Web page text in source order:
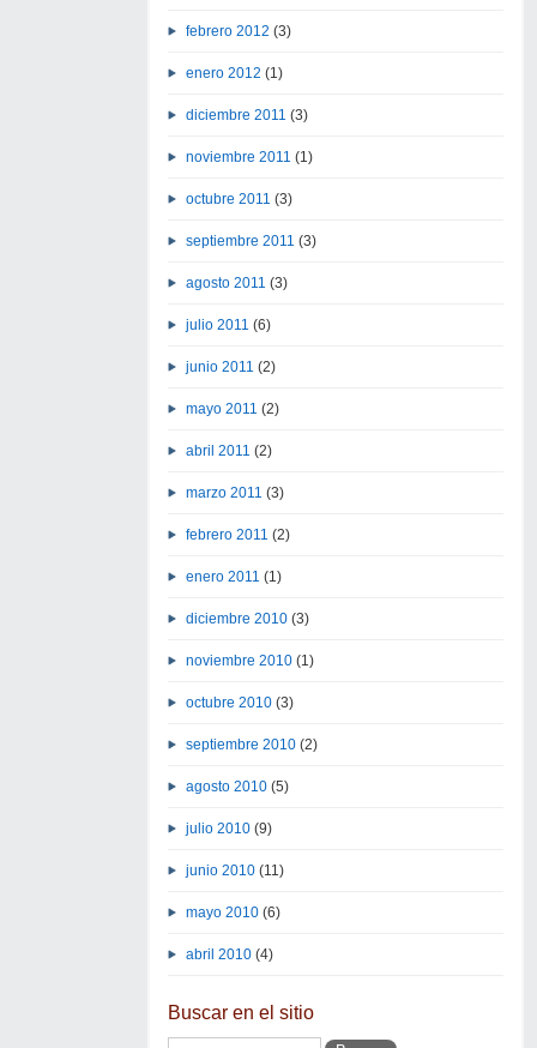
febrero 2012 (3)
enero 2012 (1)
diciembre 2011 (3)
noviembre 2011 (1)
octubre 2011 (3)
septiembre 2011 (3)
agosto 2011 (3)
julio 2011 (6)
junio 2011 (2)
mayo 2011 (2)
abril 2011 (2)
marzo 2011 (3)
febrero 2011 (2)
enero 2011 (1)
diciembre 2010(3)
noviembre 2010(1)
octubre 2010(3)
septiembre 2010(2)
agosto 2010(5)
julio 2010(9)
junio 2010(11)
mayo 2010(6)
abril 2010(4)
Buscar en el sitio